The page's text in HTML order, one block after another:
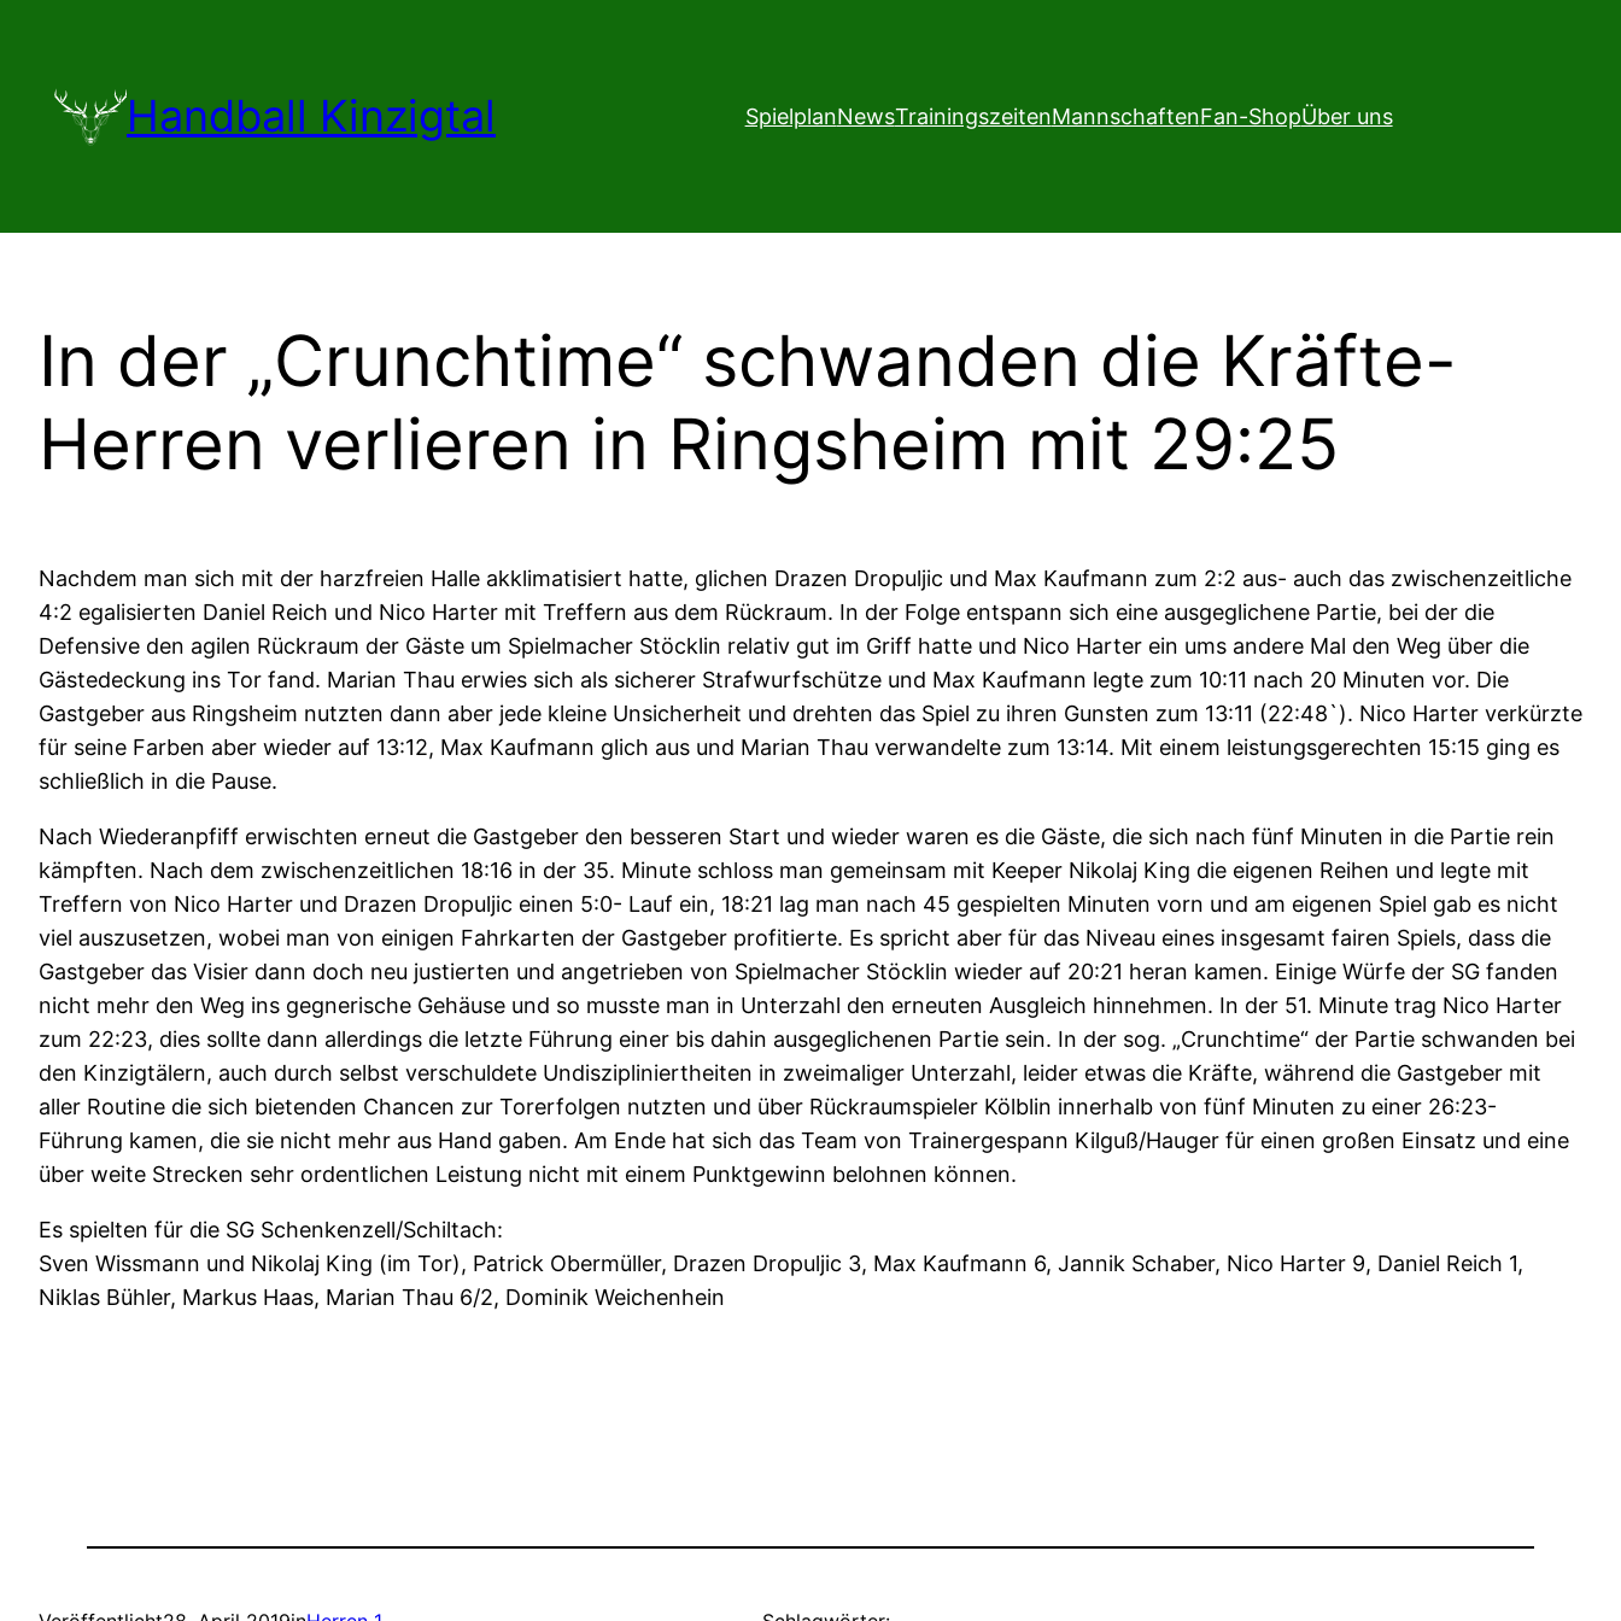
Handball Kinzigtal SpielplanNewsTrainingszeitenMannschaftenFan-ShopÜber uns
In der „Crunchtime“ schwanden die Kräfte-
Herren verlieren in Ringsheim mit 29:25
Nachdem man sich mit der harzfreien Halle akklimatisiert hatte, glichen Drazen Dropuljic und Max Kaufmann zum 2:2 aus- auch das zwischenzeitliche
4:2 egalisierten Daniel Reich und Nico Harter mit Treffern aus dem Rückraum. In der Folge entspann sich eine ausgeglichene Partie, bei der die
Defensive den agilen Rückraum der Gäste um Spielmacher Stöcklin relativ gut im Griff hatte und Nico Harter ein ums andere Mal den Weg über die
Gästedeckung ins Tor fand. Marian Thau erwies sich als sicherer Strafwurfschütze und Max Kaufmann legte zum 10:11 nach 20 Minuten vor. Die
Gastgeber aus Ringsheim nutzten dann aber jede kleine Unsicherheit und drehten das Spiel zu ihren Gunsten zum 13:11 (22:48`). Nico Harter verkürzte
für seine Farben aber wieder auf 13:12, Max Kaufmann glich aus und Marian Thau verwandelte zum 13:14. Mit einem leistungsgerechten 15:15 ging es
schließlich in die Pause.
Nach Wiederanpfiff erwischten erneut die Gastgeber den besseren Start und wieder waren es die Gäste, die sich nach fünf Minuten in die Partie rein
kämpften. Nach dem zwischenzeitlichen 18:16 in der 35. Minute schloss man gemeinsam mit Keeper Nikolaj King die eigenen Reihen und legte mit
Treffern von Nico Harter und Drazen Dropuljic einen 5:0- Lauf ein, 18:21 lag man nach 45 gespielten Minuten vorn und am eigenen Spiel gab es nicht
viel auszusetzen, wobei man von einigen Fahrkarten der Gastgeber profitierte. Es spricht aber für das Niveau eines insgesamt fairen Spiels, dass die
Gastgeber das Visier dann doch neu justierten und angetrieben von Spielmacher Stöcklin wieder auf 20:21 heran kamen. Einige Würfe der SG fanden
nicht mehr den Weg ins gegnerische Gehäuse und so musste man in Unterzahl den erneuten Ausgleich hinnehmen. In der 51. Minute trag Nico Harter
zum 22:23, dies sollte dann allerdings die letzte Führung einer bis dahin ausgeglichenen Partie sein. In der sog. „Crunchtime“ der Partie schwanden bei
den Kinzigtälern, auch durch selbst verschuldete Undiszipliniertheiten in zweimaliger Unterzahl, leider etwas die Kräfte, während die Gastgeber mit
aller Routine die sich bietenden Chancen zur Torerfolgen nutzten und über Rückraumspieler Kölblin innerhalb von fünf Minuten zu einer 26:23-
Führung kamen, die sie nicht mehr aus Hand gaben. Am Ende hat sich das Team von Trainergespann Kilguß/Hauger für einen großen Einsatz und eine
über weite Strecken sehr ordentlichen Leistung nicht mit einem Punktgewinn belohnen können.
Es spielten für die SG Schenkenzell/Schiltach:
Sven Wissmann und Nikolaj King (im Tor), Patrick Obermüller, Drazen Dropuljic 3, Max Kaufmann 6, Jannik Schaber, Nico Harter 9, Daniel Reich 1,
Niklas Bühler, Markus Haas, Marian Thau 6/2, Dominik Weichenhein